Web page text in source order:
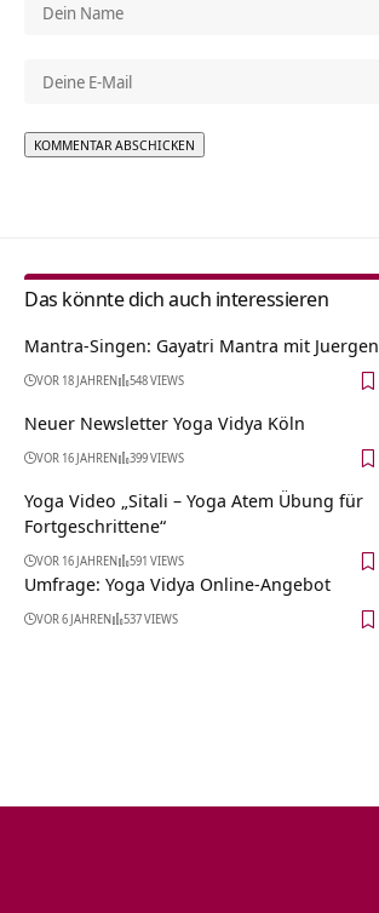
Das könnte dich auch interessieren
Mantra-Singen: Gayatri Mantra mit Juergen
VOR 18 JAHREN 548 VIEWS
Neuer Newsletter Yoga Vidya Köln
VOR 16 JAHREN 399 VIEWS
Yoga Video „Sitali – Yoga Atem Übung für
Fortgeschrittene“
VOR 16 JAHREN 591 VIEWS
Umfrage: Yoga Vidya Online-Angebot
VOR 6 JAHREN 537 VIEWS